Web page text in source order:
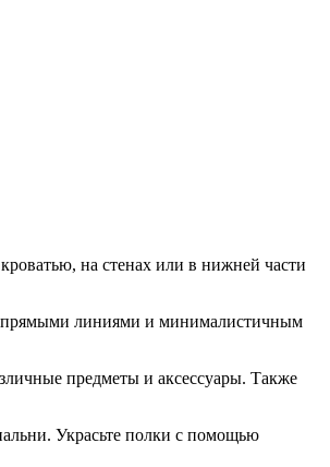
на стенах или в нижней части
прямыми линиями и минималистичным
предметы и аксессуары. Также
Украсьте полки с помощью